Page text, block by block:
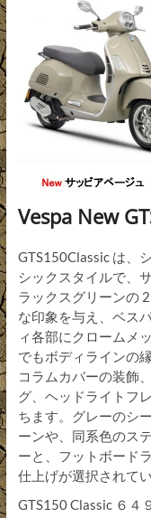
Vespa New
GTS150Classic は、
シックスタイルで、
ラックスグリーンの
な印象を与え、ベス
ィ各部にクロームメ
でもボディラインの
コラムカバーの装飾
グ、ヘッドライトフ
ちます。グレーのシ
ーンや、同系色のス
ーと、フットボード
仕上げが選択されてい
GTS150 Classic ６４